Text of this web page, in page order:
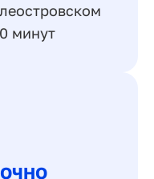
минут